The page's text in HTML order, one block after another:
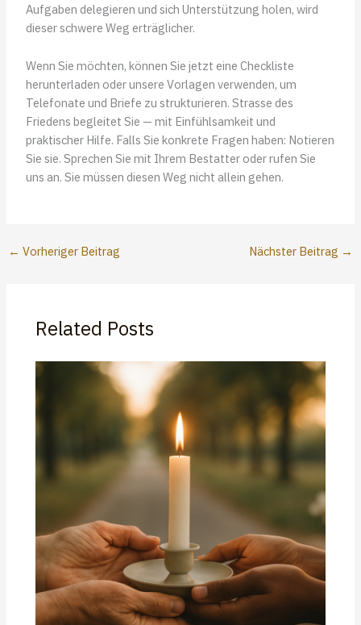
Aufgaben delegieren und sich Unterstützung holen, wird
dieser schwere Weg erträglicher.
Wenn Sie möchten, können Sie jetzt eine Checkliste
herunterladen oder unsere Vorlagen verwenden, um
Telefonate und Briefe zu strukturieren. Strasse des
Friedens begleitet Sie — mit Einfühlsamkeit und
praktischer Hilfe. Falls Sie konkrete Fragen haben: Notieren
Sie sie. Sprechen Sie mit Ihrem Bestatter oder rufen Sie
uns an. Sie müssen diesen Weg nicht allein gehen.
← Vorheriger Beitrag Nächster Beitrag →
Related Posts